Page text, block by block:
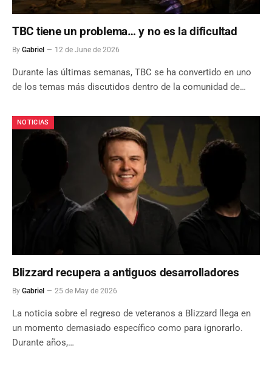
TBC tiene un problema… y no es la dificultad
By Gabriel 12 de June de 2026
Durante las últimas semanas, TBC se ha convertido en uno
de los temas más discutidos dentro de la comunidad de…
NOTICIAS
Blizzard recupera a antiguos desarrolladores
By Gabriel 25 de May de 2026
La noticia sobre el regreso de veteranos a Blizzard llega en
un momento demasiado específico como para ignorarlo.
Durante años,…